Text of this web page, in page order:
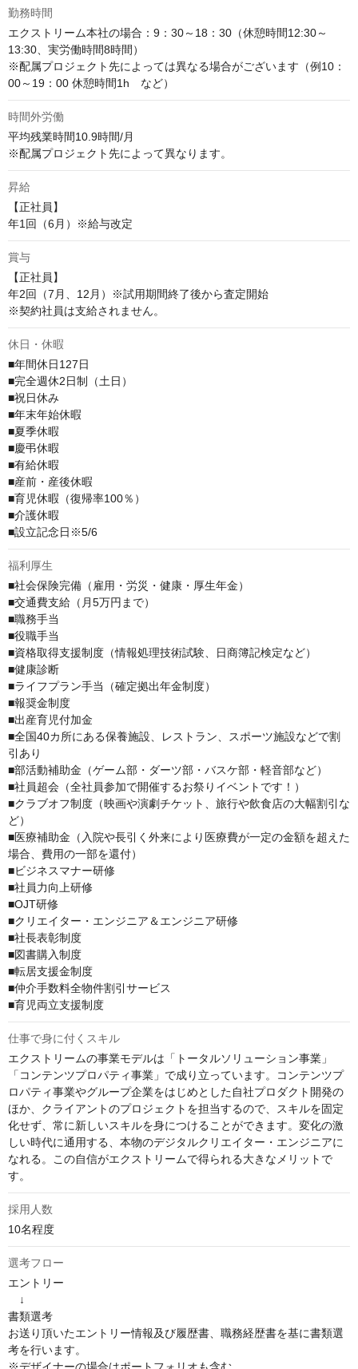
勤務時間
エクストリーム本社の場合：9：30～18：30（休憩時間12:30～
13:30、実労働時間8時間）
※配属プロジェクト先によっては異なる場合がございます（例10：
00～19：00 休憩時間1h　など）
時間外労働
平均残業時間10.9時間/月
※配属プロジェクト先によって異なります。
昇給
【正社員】
年1回（6月）※給与改定
賞与
【正社員】
年2回（7月、12月）※試用期間終了後から査定開始
※契約社員は支給されません。
休日・休暇
■年間休日127日
■完全週休2日制（土日）
■祝日休み
■年末年始休暇
■夏季休暇
■慶弔休暇
■有給休暇
■産前・産後休暇
■育児休暇（復帰率100％）
■介護休暇
■設立記念日※5/6
福利厚生
■社会保険完備（雇用・労災・健康・厚生年金）
■交通費支給（月5万円まで）
■職務手当
■役職手当
■資格取得支援制度（情報処理技術試験、日商簿記検定など）
■健康診断
■ライフプラン手当（確定拠出年金制度）
■報奨金制度
■出産育児付加金
■全国40カ所にある保養施設、レストラン、スポーツ施設などで割
引あり
■部活動補助金（ゲーム部・ダーツ部・バスケ部・軽音部など）
■社員超会（全社員参加で開催するお祭りイベントです！）
■クラブオフ制度（映画や演劇チケット、旅行や飲食店の大幅割引な
ど）
■医療補助金（入院や長引く外来により医療費が一定の金額を超えた
場合、費用の一部を還付）
■ビジネスマナー研修
■社員力向上研修
■OJT研修
■クリエイター・エンジニア＆エンジニア研修
■社長表彰制度
■図書購入制度
■転居支援金制度
■仲介手数料全物件割引サービス
■育児両立支援制度
仕事で身に付くスキル
エクストリームの事業モデルは「トータルソリューション事業」
「コンテンツプロパティ事業」で成り立っています。コンテンツプ
ロパティ事業やグループ企業をはじめとした自社プロダクト開発の
ほか、クライアントのプロジェクトを担当するので、スキルを固定
化せず、常に新しいスキルを身につけることができます。変化の激
しい時代に通用する、本物のデジタルクリエイター・エンジニアに
なれる。この自信がエクストリームで得られる大きなメリットで
す。
採用人数
10名程度
選考フロー
エントリー
↓
書類選考
お送り頂いたエントリー情報及び履歴書、職務経歴書を基に書類選
考を行います。